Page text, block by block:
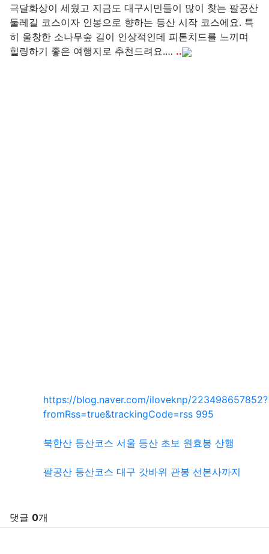
극달화상이 세웠고 지금도 대구시민들이 많이 찾는 팔공산
둘레길 코스이자 인봉으로 향하는 등산 시작 코스에요. 특
히 울창한 소나무숲 길이 인상적인데 피톤치드를 느끼며
힐링하기 좋은 여행지로 추천드려요.… ..
관련자료https://blog.naver.com/iloveknp/223498657852?
fromRss=true&trackingCode=rss 995
북한산 등산코스 서울 등산 초보 원효봉 산행
팔공산 등산코스 대구 갓바위 관봉 선본사까지
댓글 0개